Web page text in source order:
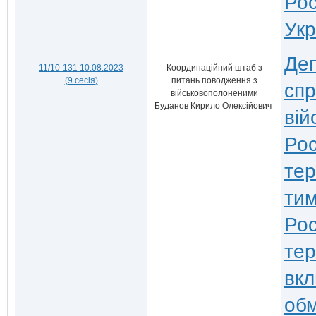
11/10-131 10.08.2023
(9 сесія)
Координаційний штаб з
питань поводження з
військовополоненими
Буданов Кирило Олексійович